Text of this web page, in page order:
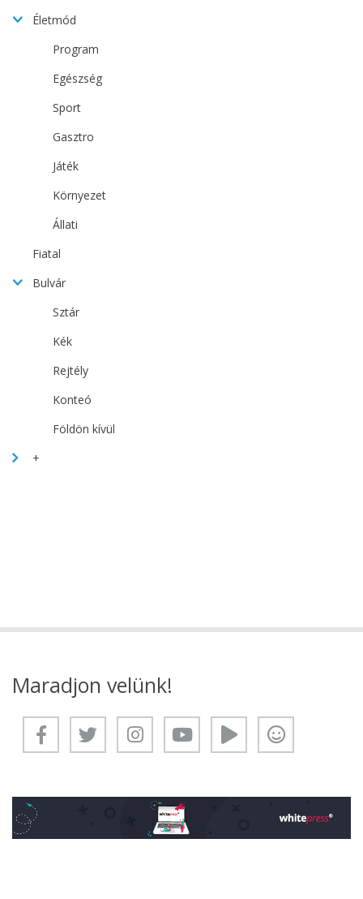
Életmód
Program
Egészség
Sport
Gasztro
Játék
Környezet
Állati
Fiatal
Bulvár
Sztár
Kék
Rejtély
Konteó
Földön kívül
+
Maradjon velünk!